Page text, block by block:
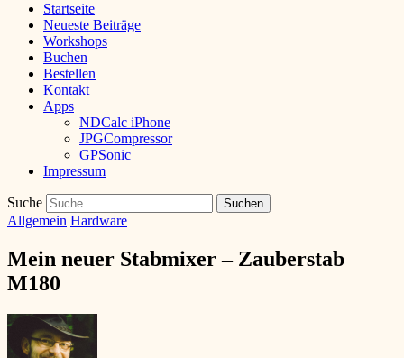
Startseite
Neueste Beiträge
Workshops
Buchen
Bestellen
Kontakt
Apps
NDCalc iPhone
JPGCompressor
GPSonic
Impressum
Suche
Allgemein Hardware
Mein neuer Stabmixer – Zauberstab
M180